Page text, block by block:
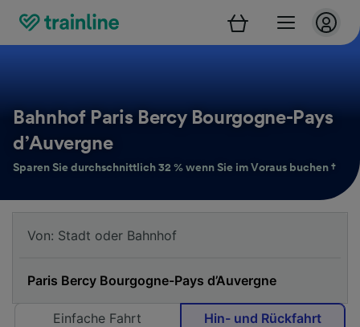
Bahnhof Paris Bercy Bourgogne-Pays
d’Auvergne
Sparen Sie durchschnittlich 32 % wenn Sie im Voraus buchen †
Einfache Fahrt Hin- und Rückfahrt